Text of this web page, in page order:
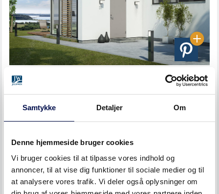
Samtykke Detaljer Om
Denne hjemmeside bruger cookies
Vi bruger cookies til at tilpasse vores indhold og
annoncer, til at vise dig funktioner til sociale medier og til
at analysere vores trafik. Vi deler også oplysninger om
Jeg trykker altid på dørklokken tre gange – det
hører klokken.
Et enkelt tryk, det bør være rigeligt.
Jeg bruger ikke en dørklokke. Min dørklokke blev
frakoblet for flere år siden.